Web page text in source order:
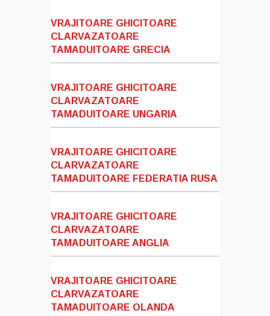
VRAJITOARE GHICITOARE
CLARVAZATOARE
TAMADUITOARE GRECIA
VRAJITOARE GHICITOARE
CLARVAZATOARE
TAMADUITOARE UNGARIA
VRAJITOARE GHICITOARE
CLARVAZATOARE
TAMADUITOARE FEDERATIA RUSA
VRAJITOARE GHICITOARE
CLARVAZATOARE
TAMADUITOARE ANGLIA
VRAJITOARE GHICITOARE
CLARVAZATOARE
TAMADUITOARE OLANDA